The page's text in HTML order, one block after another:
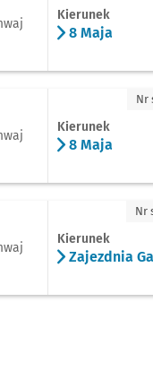
Kierunek
8 Maja
Maja
Kierunek
8 Maja
Nr
Gaj
Kierunek
Zajezdnia
Nr